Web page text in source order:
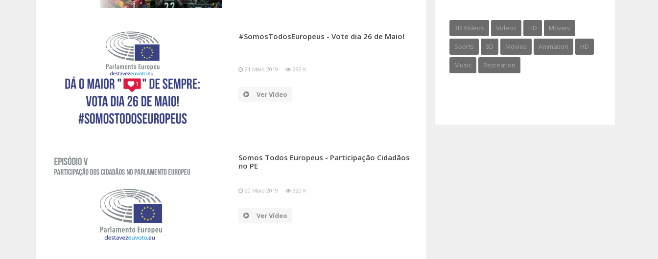
#SomosTodosEuropeus - Vote dia 26 de Maio!
21 Maio 2019 292 K
Ver Vídeo
Somos Todos Europeus - Participação Cidadãos
no PE
20 Maio 2019 320 K
Ver Vídeo
3D Videos Videos HD Movies
Sports 3D Movies Animation HD
Music Recreation